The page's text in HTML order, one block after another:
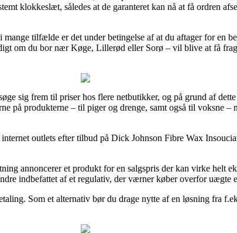
klokkeslæt, således at de garanteret kan nå at få ordren
tilfælde er det under betingelse af at du aftager for en
om du bor nær Køge, Lillerød eller Sorø – vil blive at få
sig frem til priser hos flere netbutikker, og på grund af
på produkterne – til piger og drenge, samt også til voksne –
outlets efter tilbud på Dick Johnson Fibre Wax
annoncerer et produkt for en salgspris der kan virke helt
indbefattet af et regulativ, der værner køber overfor uægte
Som et alternativ bør du drage nytte af en løsning fra